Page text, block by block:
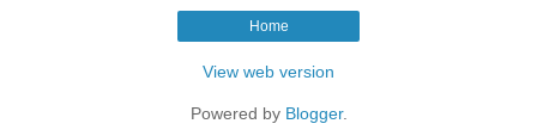
Home
View web version
Powered by Blogger.